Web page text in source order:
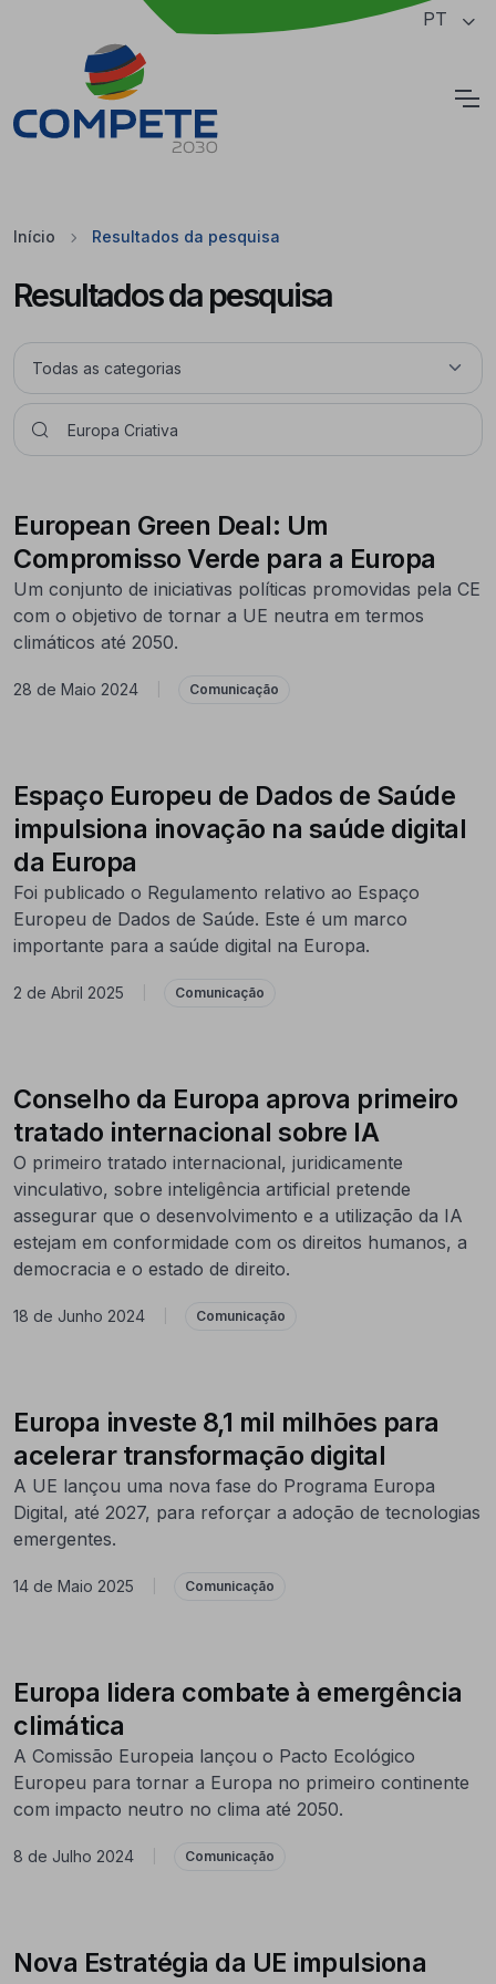
Saltar para o conteúdo principal da página PT
Início Resultados da pesquisa
Resultados da pesquisa
European Green Deal: Um
Compromisso Verde para a Europa
Um conjunto de iniciativas políticas promovidas pela CE
com o objetivo de tornar a UE neutra em termos
climáticos até 2050.
28 de Maio 2024 Comunicação
Espaço Europeu de Dados de Saúde
impulsiona inovação na saúde digital
da Europa
Foi publicado o Regulamento relativo ao Espaço
Europeu de Dados de Saúde. Este é um marco
importante para a saúde digital na Europa.
2 de Abril 2025 Comunicação
Conselho da Europa aprova primeiro
tratado internacional sobre IA
O primeiro tratado internacional, juridicamente
vinculativo, sobre inteligência artificial pretende
assegurar que o desenvolvimento e a utilização da IA
estejam em conformidade com os direitos humanos, a
democracia e o estado de direito.
18 de Junho 2024 Comunicação
Europa investe 8,1 mil milhões para
acelerar transformação digital
A UE lançou uma nova fase do Programa Europa
Digital, até 2027, para reforçar a adoção de tecnologias
emergentes.
14 de Maio 2025 Comunicação
Europa lidera combate à emergência
climática
A Comissão Europeia lançou o Pacto Ecológico
Europeu para tornar a Europa no primeiro continente
com impacto neutro no clima até 2050.
8 de Julho 2024 Comunicação
Nova Estratégia da UE impulsiona